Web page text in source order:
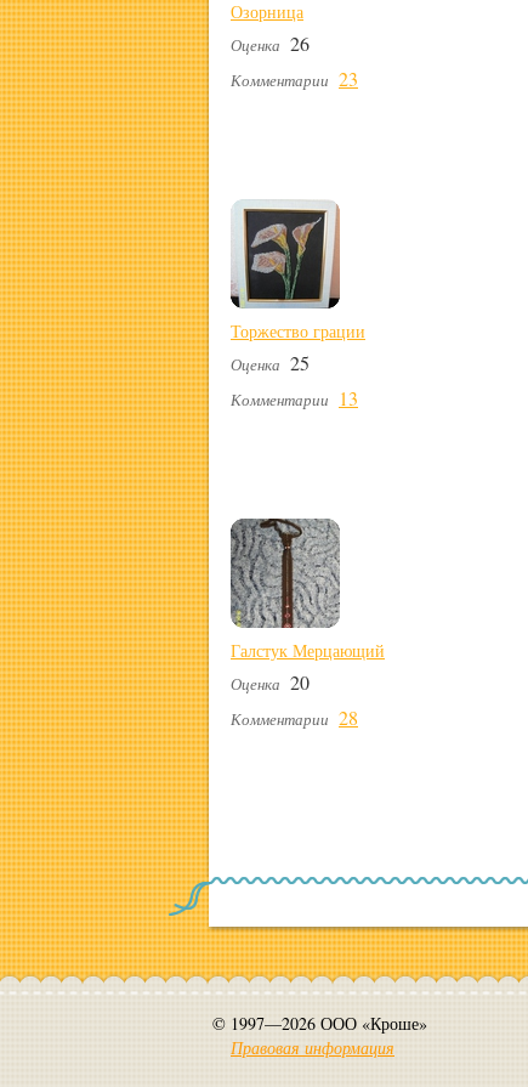
Озорница
Оценка 26
Комментарии 23
Торжество грации
Оценка 25
Комментарии 13
Галстук Мерцающий
Оценка 20
Комментарии 28
© 1997—2026 ООО «Кроше»
Правовая информация